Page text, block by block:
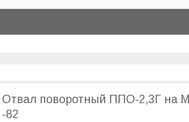
Отвал поворотный ППО-2,3Г на
-82